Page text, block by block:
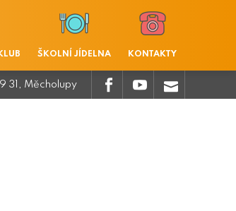
ŠKOLNÍ JÍDELNA KONTAKTY
31, Měcholupy . .